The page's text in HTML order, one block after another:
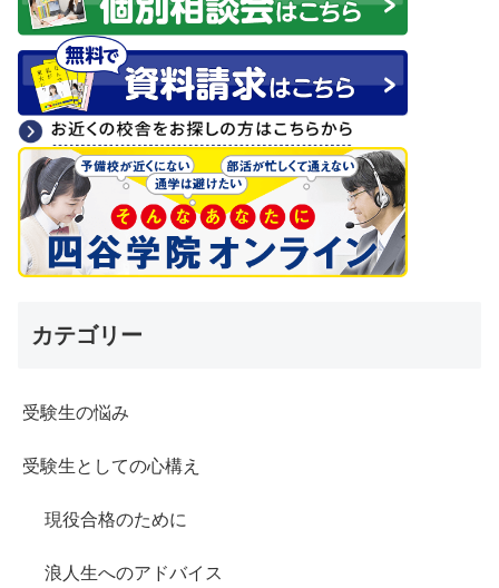
カテゴリー
受験生の悩み
受験生としての心構え
現役合格のために
浪人生へのアドバイス